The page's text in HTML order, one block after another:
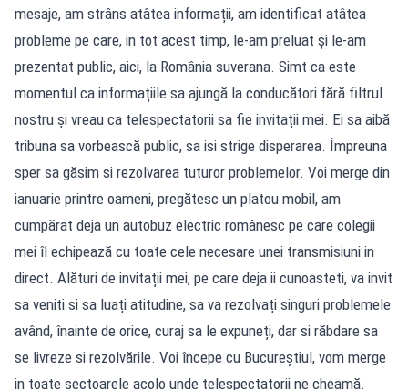
mesaje, am strâns atâtea informații, am identificat atâtea
probleme pe care, in tot acest timp, le-am preluat și le-am
prezentat public, aici, la România suverana. Simt ca este
momentul ca informațiile sa ajungă la conducători fără filtrul
nostru și vreau ca telespectatorii sa fie invitații mei. Ei sa aibă
tribuna sa vorbească public, sa isi strige disperarea. Împreuna
sper sa găsim si rezolvarea tuturor problemelor. Voi merge din
ianuarie printre oameni, pregătesc un platou mobil, am
cumpărat deja un autobuz electric românesc pe care colegii
mei îl echipează cu toate cele necesare unei transmisiuni in
direct. Alături de invitații mei, pe care deja ii cunoasteti, va invit
sa veniti si sa luați atitudine, sa va rezolvați singuri problemele
având, înainte de orice, curaj sa le expuneți, dar si răbdare sa
se livreze si rezolvările. Voi începe cu Bucureștiul, vom merge
in toate sectoarele acolo unde telespectatorii ne cheamă.